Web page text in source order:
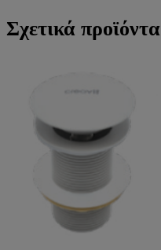
Σχετικά προϊόντα